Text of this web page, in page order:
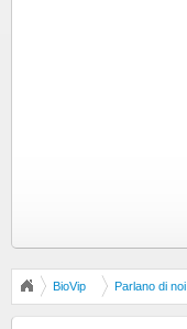
BioVip Parlano di noi